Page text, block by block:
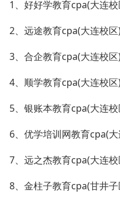
1、好好学教育cpa(大连
2、远途教育cpa(大连校
3、合企教育cpa(大连校
4、顺学教育cpa(大连校
5、银账本教育cpa(大连
6、优学培训网教育cpa(
7、远之杰教育cpa(大连
8、金柱子教育cpa(甘井